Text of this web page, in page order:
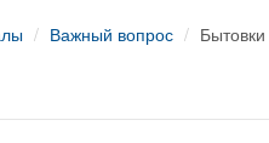
Важный вопрос